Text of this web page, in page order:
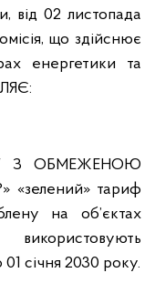
від 02 листопада
що здійснює
енергетики та
З ОБМЕЖЕНОЮ
«зелений» тариф
на об’єктах
01 січня 2030 року.